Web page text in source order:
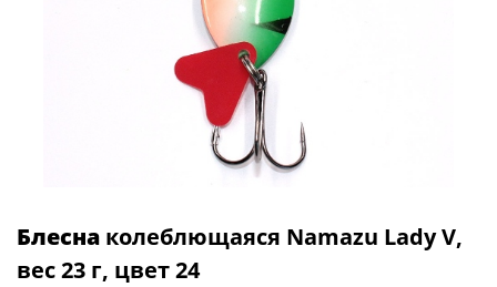
Блесна колеблющаяся Namazu Lady V,
вес 23 г, цвет 24